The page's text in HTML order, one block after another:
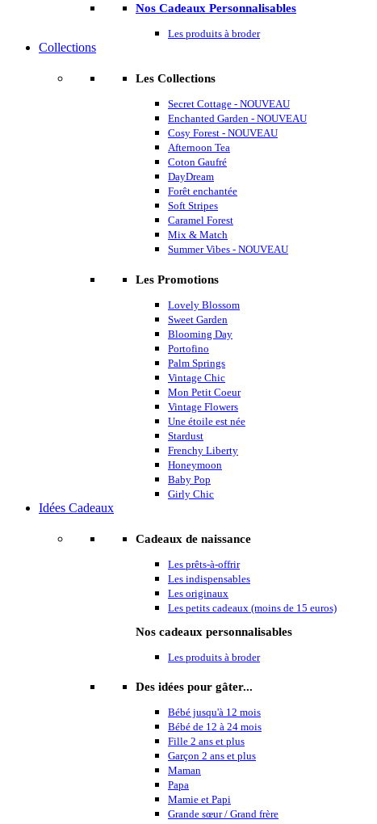
Nos Cadeaux Personnalisables
Les produits à broder
Collections
Les Collections
Secret Cottage - NOUVEAU
Enchanted Garden - NOUVEAU
Cosy Forest - NOUVEAU
Afternoon Tea
Coton Gaufré
DayDream
Forêt enchantée
Soft Stripes
Caramel Forest
Mix & Match
Summer Vibes - NOUVEAU
Les Promotions
Lovely Blossom
Sweet Garden
Blooming Day
Portofino
Palm Springs
Vintage Chic
Mon Petit Coeur
Vintage Flowers
Une étoile est née
Stardust
Frenchy Liberty
Honeymoon
Baby Pop
Girly Chic
Idées Cadeaux
Cadeaux de naissance
Les prêts-à-offrir
Les indispensables
Les originaux
Les petits cadeaux (moins de 15 euros)
Nos cadeaux personnalisables
Les produits à broder
Des idées pour gâter...
Bébé jusqu'à 12 mois
Bébé de 12 à 24 mois
Fille 2 ans et plus
Garçon 2 ans et plus
Maman
Papa
Mamie et Papi
Grande sœur / Grand frère